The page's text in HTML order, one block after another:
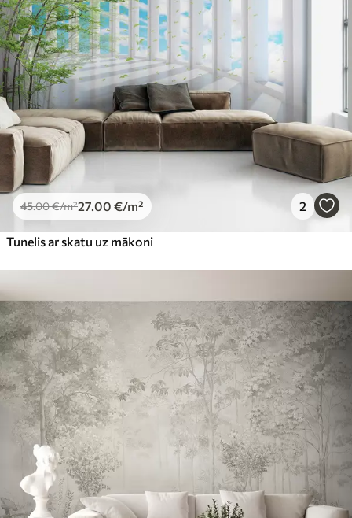
45.00€/m²27 .00 €/m² 2
Tunelis ar skatu uz mākoni